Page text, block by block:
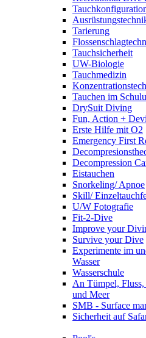
Tarierung
Tauchsicherheit
UW-Biologie
Tauchmedizin
Tauchen im
DrySuit Diving
Fun, Action +
Erste Hilfe mit O2
Emergency First
Decompression
Eistauchen
Snorkeling/ Apnoe
Skill/
U/W Fotografie
Fit-2-Dive
Improve your
Survive your Dive
Experimente im
Wasser
Wasserschule
An Tümpel,
und Meer
SMB - Surface
Sicherheit auf